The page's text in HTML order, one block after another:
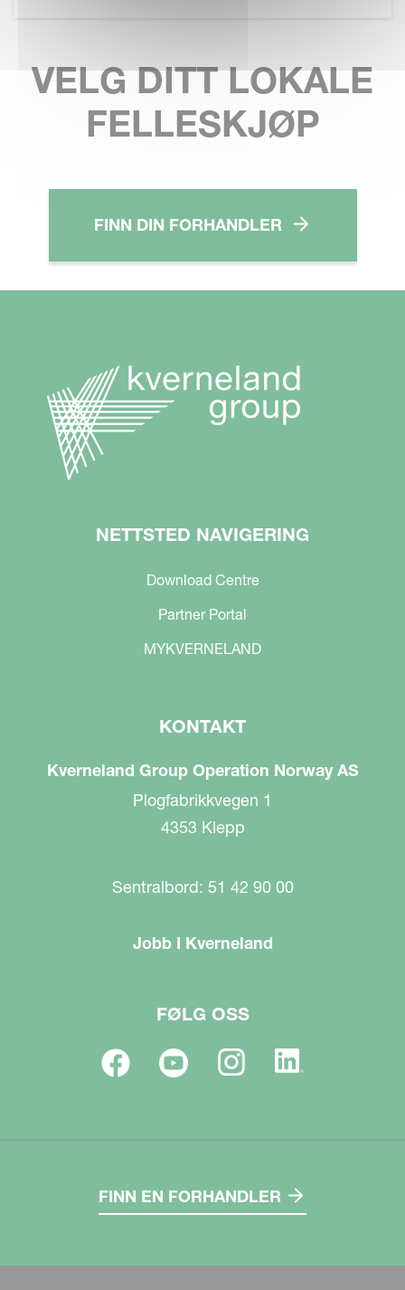
VELG DITT LOKALE
FELLESKJØP
FINN DIN FORHANDLER
NETTSTED NAVIGERING
Download Centre
Partner Portal
MYKVERNELAND
KONTAKT
Kverneland Group Operation Norway AS
Plogfabrikkvegen 1
4353 Klepp
Sentralbord: 51 42 90 00
Jobb I Kverneland
FØLG OSS
FINN EN FORHANDLER